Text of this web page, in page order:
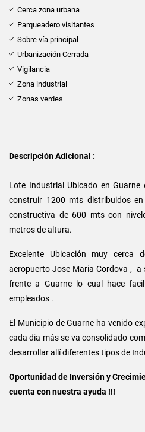
Cerca zona urbana
Parqueadero visitantes
Sobre vía principal
Urbanización Cerrada
Vigilancia
Zona industrial
Zonas verdes
Descripción Adicional :
Lote Industrial Ubicado en Guarne
construir 1200 mts distribuidos
constructiva de 600 mts con
metros de altura.
Excelente Ubicación muy cerca
aeropuerto Jose Maria Cordova , a
frente a Guarne lo cual hace
empleados .
El Municipio de Guarne ha venido
cada dia más se va consolidado
desarrollar allí diferentes tipos de
Oportunidad de Inversión y
cuenta con nuestra ayuda !!!